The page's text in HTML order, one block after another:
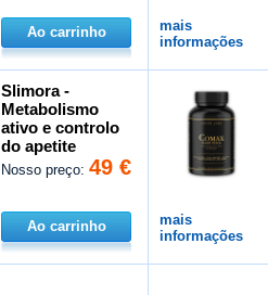
Ao carrinho
mais
informações
Slimora -
Metabolismo
ativo e controlo
do apetite
Nosso preço:49 €
Ao carrinho
mais
informações